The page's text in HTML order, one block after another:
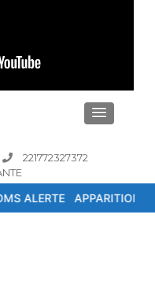
221772327372
RECRUDESCENCE DE